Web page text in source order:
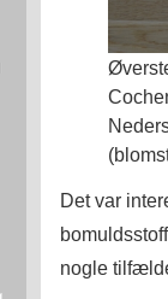
Det var
nogle